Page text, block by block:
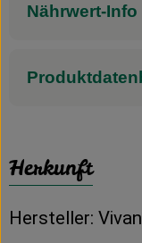
Nährwert-Info
Herkunft
Hersteller: